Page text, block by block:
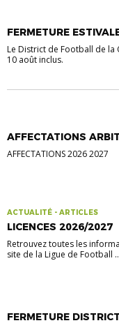
FERMETURE
Le District de Football de
10 août inclus.
AFFECTATIONS
AFFECTATIONS 2026 2027
ACTUALITÉ - ARTICLES
LICENCES 2026/2027
Retrouvez toutes les
site de la Ligue de Football
FERMETURE DISTRICT